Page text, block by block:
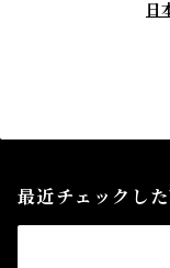
日
最近チェックし